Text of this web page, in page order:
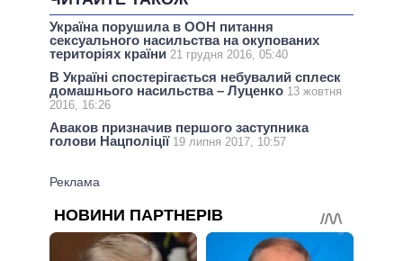
Україна порушила в ООН питання
сексуального насильства на окупованих
територіях країни 21 грудня 2016, 05:40
В Україні спостерігається небувалий сплеск
домашнього насильства – Луценко 13 жовтня
2016, 16:26
Аваков призначив першого заступника
голови Нацполіції 19 липня 2017, 10:57